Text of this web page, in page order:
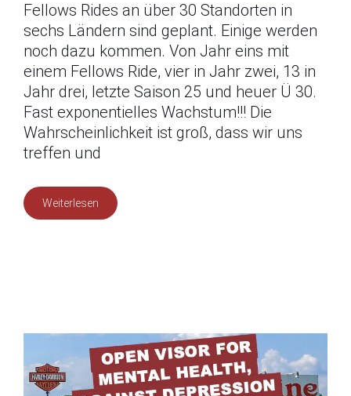
Fellows Rides an über 30 Standorten in
sechs Ländern sind geplant. Einige werden
noch dazu kommen. Von Jahr eins mit
einem Fellows Ride, vier in Jahr zwei, 13 in
Jahr drei, letzte Saison 25 und heuer Ü 30.
Fast exponentielles Wachstum!!! Die
Wahrscheinlichkeit ist groß, dass wir uns
treffen und
Weiterlesen